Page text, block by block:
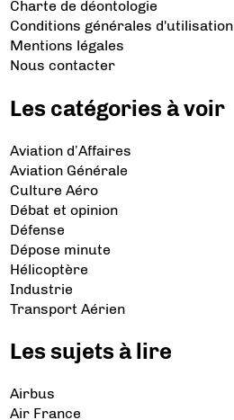
Charte de déontologie
Conditions générales d'utilisation
Mentions légales
Nous contacter
Les catégories à voir
Aviation d’Affaires
Aviation Générale
Culture Aéro
Débat et opinion
Défense
Dépose minute
Hélicoptère
Industrie
Transport Aérien
Les sujets à lire
Airbus
Air France